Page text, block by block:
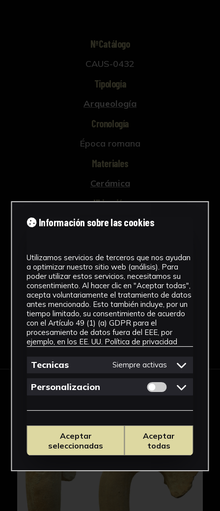
NºCatálogo
CAUS-0432
Tipología
Arqueología
Cronología
Época romana
Materiales
Cerámica
Ubicación
Laboratorio de Investigación
Procedencia
Alcalá del Río
Ver más
Descargar Ficha
Información sobre las cookies
Utilizamos servicios de terceros que nos ayudan
a optimizar nuestro sitio web (análisis). Para
poder utilizar estos servicios, necesitamos su
consentimiento. Al hacer clic en "Aceptar todas",
acepta voluntariamente el tratamiento de datos
antes mencionado. Esto también incluye, por un
tiempo limitado, su consentimiento de acuerdo
con el Artículo 49 (1) (a) GDPR para el
procesamiento de datos fuera del EEE, por
ejemplo, en los EE. UU. Política de privacidad
Tecnicas Siempre activas
Personalizacion Permitir cookies
Aceptar
seleccionadas
Aceptar
todas